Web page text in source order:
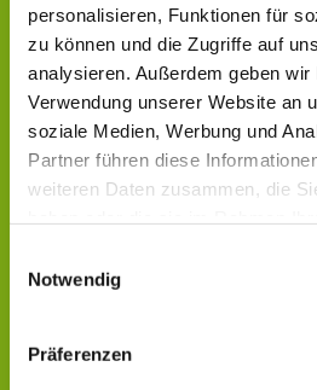
personalisieren, Funktionen für
zu können und die Zugriffe auf
analysieren. Außerdem geben
Verwendung unserer Website an
soziale Medien, Werbung und
Partner führen diese
weiteren Daten zusammen, die
Notwendig
Präferenzen